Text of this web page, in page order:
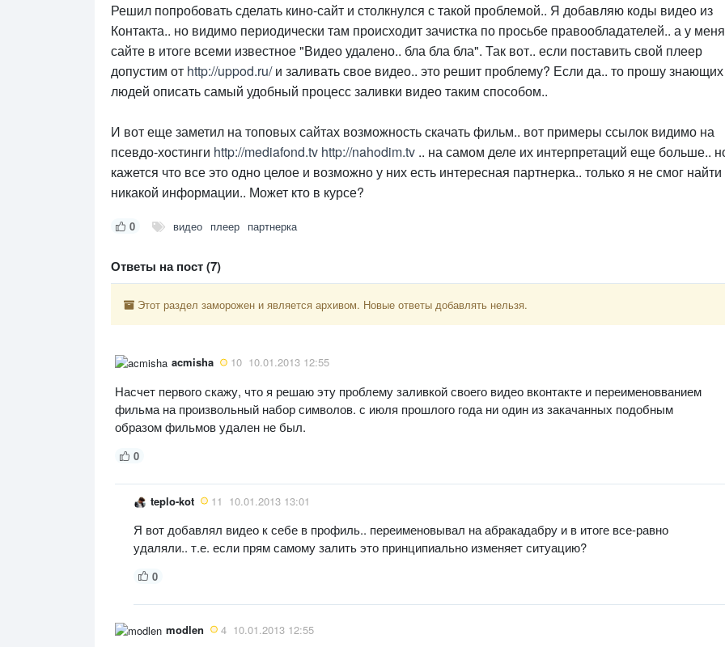
Решил попробовать сделать кино-сайт и столкнулся с такой проблемой.. Я добавляю коды видео из
Контакта.. но видимо периодически там происходит зачистка по просьбе правообладателей.. а у
сайте в итоге всеми известное "Видео удалено.. бла бла бла". Так вот.. если поставить свой плеер
допустим от http://uppod.ru/и заливать свое видео.. это решит проблему? Если да.. то прошу знающих
людей описать самый удобный процесс заливки видео таким способом..
И вот еще заметил на топовых сайтах возможность скачать фильм.. вот примеры ссылок видимо на
псевдо-хостинги http://mediafond.tv http://nahodim.tv .. на самом деле их интерпретаций еще больше..
кажется что все это одно целое и возможно у них есть интересная партнерка.. только я не смог найти
никакой информации.. Может кто в курсе?
0 видео плеер партнерка
Ответы на пост (7)
Этот раздел заморожен и является архивом. Новые ответы добавлять нельзя.
acmisha 10 10.01.2013 12:55
Насчет первого скажу, что я решаю эту проблему заливкой своего видео вконтакте и переименовванием
фильма на произвольный набор символов. с июля прошлого года ни один из закачанных подобным
образом фильмов удален не был.
0
teplo-kot 11 10.01.2013 13:01
Я вот добавлял видео к себе в профиль.. переименовывал на абракадабру и в итоге все-равно
удаляли.. т.е. если прям самому залить это принципиально изменяет ситуацию?
0
modlen 4 10.01.2013 12:55